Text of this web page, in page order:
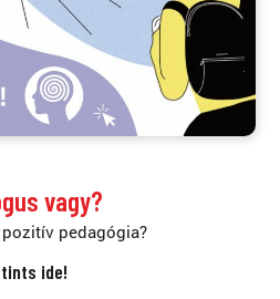
vagy?
pozitív pedagógia?
ide!